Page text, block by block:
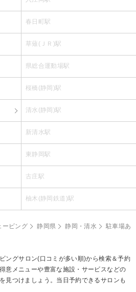
春日町駅
草薙(ＪＲ)駅
県総合運動場駅
桜橋(静岡)駅
清水(静岡)駅
新清水駅
東静岡駅
古庄駅
柚木(静岡鉄道)駅
ービング 静岡県 静岡・清水
駐車場あ
ングサロン(口コミが多い順)から検索＆予約
意メニューや豊富な施設・サービスなどの
見つけましょう。当日予約できるサロンも